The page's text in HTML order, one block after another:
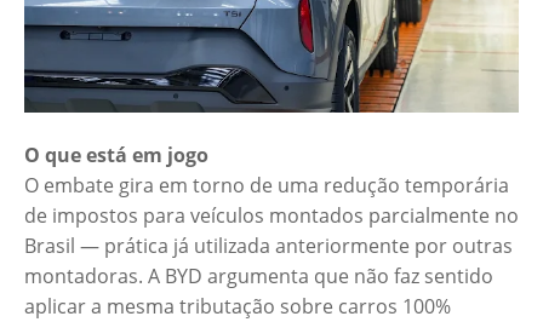
O que está em jogo
O embate gira em torno de uma redução temporária
de impostos para veículos montados parcialmente no
Brasil — prática já utilizada anteriormente por outras
montadoras. A BYD argumenta que não faz sentido
aplicar a mesma tributação sobre carros 100%